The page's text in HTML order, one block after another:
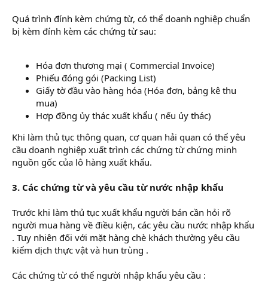
Quá trình đính kèm chứng từ, có thể doanh nghiệp chuẩn
bị kèm đính kèm các chứng từ sau:
Hóa đơn thương mại ( Commercial Invoice)
Phiếu đóng gói (Packing List)
Giấy tờ đầu vào hàng hóa (Hóa đơn, bảng kê thu
mua)
Hợp đồng ủy thác xuất khẩu ( nếu ủy thác)
Khi làm thủ tục thông quan, cơ quan hải quan có thể yêu
cầu doanh nghiệp xuất trình các chứng từ chứng minh
nguồn gốc của lô hàng xuất khẩu.
3. Các chứng từ và yêu cầu từ nước nhập khẩu
Trước khi làm thủ tục xuất khẩu người bán cần hỏi rõ
người mua hàng về điều kiện, các yêu cầu nước nhập khẩu
. Tuy nhiên đối với mặt hàng chè khách thường yêu cầu
kiểm dịch thực vật và hun trùng .
Các chứng từ có thể người nhập khẩu yêu cầu :